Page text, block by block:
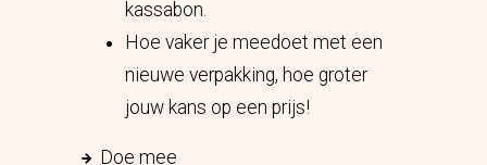
kassabon.
Hoe vaker je meedoet met een
nieuwe verpakking, hoe groter
jouw kans op een prijs!
Doe mee